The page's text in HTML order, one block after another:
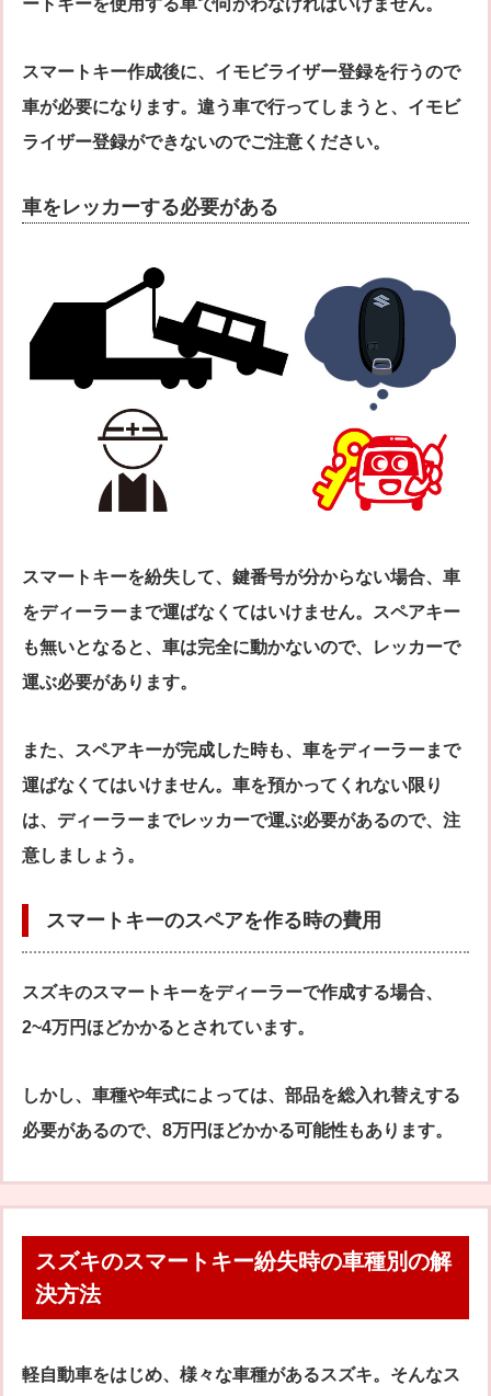
スマートキー作成後に、イモビライザー登録を行うので
車が必要になります。違う車で行ってしまうと、イモビ
ライザー登録ができないのでご注意ください。
車をレッカーする必要がある
スマートキーを紛失して、鍵番号が分からない場合、車
をディーラーまで運ばなくてはいけません。スペアキー
も無いとなると、車は完全に動かないので、レッカーで
運ぶ必要があります。
また、スペアキーが完成した時も、車をディーラーまで
運ばなくてはいけません。車を預かってくれない限り
は、ディーラーまでレッカーで運ぶ必要があるので、注
意しましょう。
スマートキーのスペアを作る時の費用
スズキのスマートキーをディーラーで作成する場合、
2~4万円ほどかかるとされています。
しかし、車種や年式によっては、部品を総入れ替えする
必要があるので、8万円ほどかかる可能性もあります。
スズキのスマートキー紛失時の車種別の解
決方法
軽自動車をはじめ、様々な車種があるスズキ。そんなス